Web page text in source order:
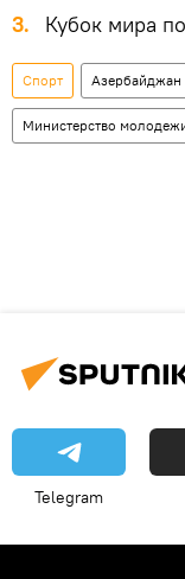
3.
Кубок мира
Спорт Азербайджан
Министерство
Telegram